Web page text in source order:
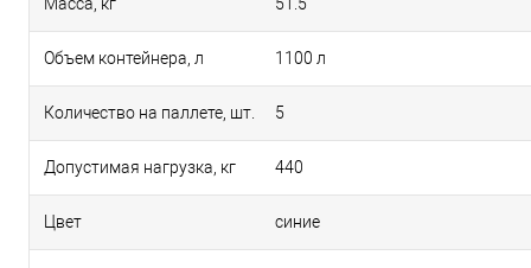
Масса, кг 51.5
Объем контейнера, л 1100 л
Количество на паллете, шт. 5
Допустимая нагрузка, кг 440
Цвет синие